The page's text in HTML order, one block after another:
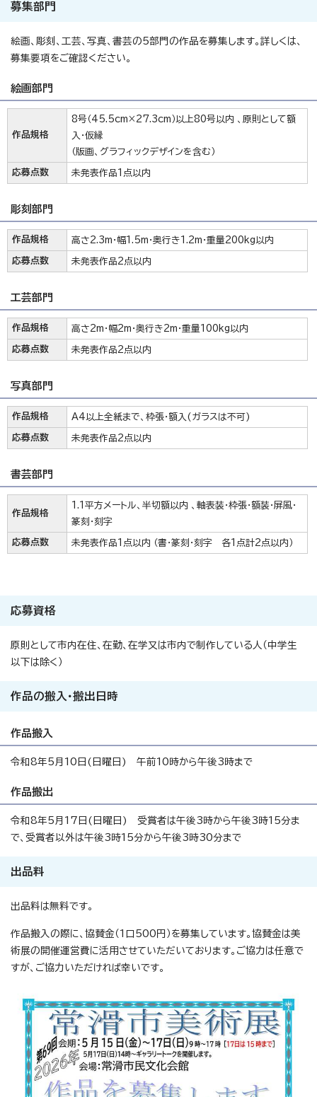
募集部門
絵画、彫刻、工芸、写真、書芸の5部門の作品を募集します。詳しくは、
募集要項をご確認ください。
絵画部門
作品規格
8号（45.5cm×27.3cm）以上80号以内 、原則として額
入・仮縁
（版画、グラフィックデザインを含む）
応募点数 未発表作品1点以内
彫刻部門
作品規格 高さ2.3m・幅1.5m・奥行き1.2m・重量200kg以内
応募点数 未発表作品2点以内
工芸部門
作品規格 高さ2m・幅2m・奥行き2m・重量100kg以内
応募点数 未発表作品2点以内
写真部門
作品規格 A4以上全紙まで、枠張・額入(ガラスは不可)
応募点数 未発表作品2点以内
書芸部門
作品規格
1.1平方メートル、半切額以内 、軸表装・枠張・額装・屏風・
篆刻・刻字
応募点数 未発表作品1点以内 （書・篆刻・刻字 各1点計2点以内）
応募資格
原則として市内在住、在勤、在学又は市内で制作している人（中学生
以下は除く）
作品の搬入・搬出日時
作品搬入
令和8年5月10日(日曜日) 午前10時から午後3時まで
作品搬出
令和8年5月17日(日曜日) 受賞者は午後3時から午後3時15分ま
で、受賞者以外は午後3時15分から午後3時30分まで
出品料
出品料は無料です。
作品搬入の際に、協賛金（1口500円）を募集しています。協賛金は美
術展の開催運営費に活用させていただいております。ご協力は任意で
すが、ご協力いただければ幸いです。